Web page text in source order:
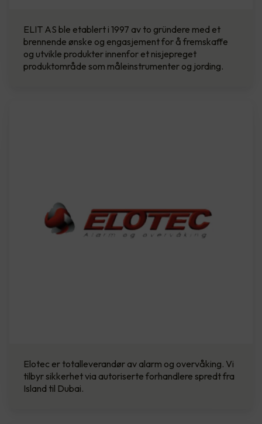
ELIT AS ble etablert i 1997 av to gründere med et
brennende ønske og engasjement for å fremskaffe
og utvikle produkter innenfor et nisjepreget
produktområde som måleinstrumenter og jording.
Elotec er totalleverandør av alarm og overvåking. Vi
tilbyr sikkerhet via autoriserte forhandlere spredt fra
Island til Dubai.